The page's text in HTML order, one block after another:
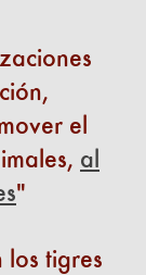
ciones
el
al
los tigres